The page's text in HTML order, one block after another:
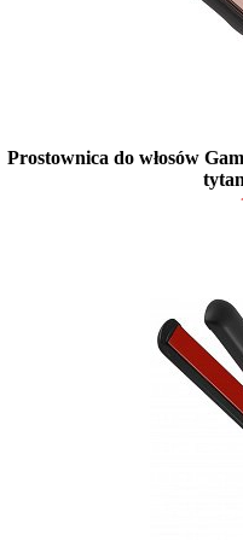
Prostownica do włosów